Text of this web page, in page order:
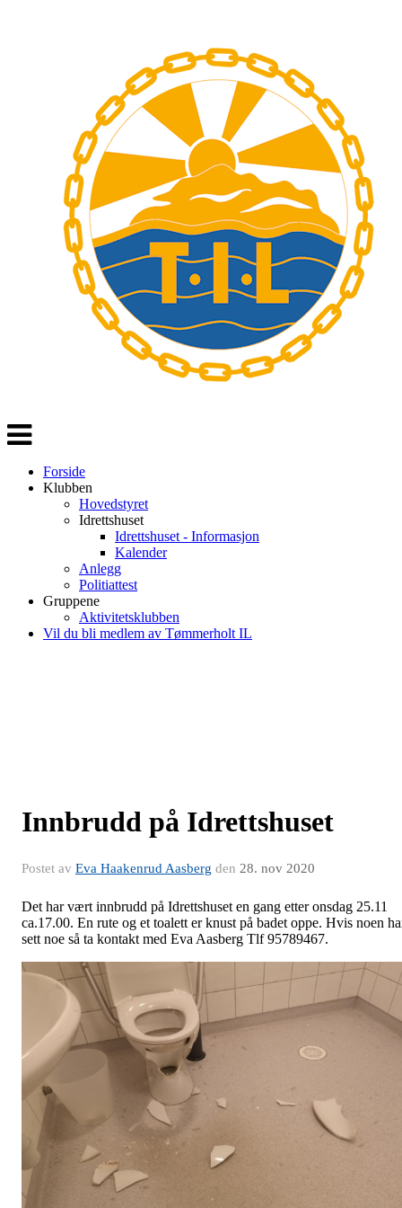
Veksle
navigasjon
Forside
Klubben
Hovedstyret
Idrettshuset
Idrettshuset - Informasjon
Kalender
Anlegg
Politiattest
Gruppene
Aktivitetsklubben
Vil du bli medlem av Tømmerholt IL
Innbrudd på Idrettshuset
Postet av Eva Haakenrud Aasberg den 28. nov 2020
Det har vært innbrudd på Idrettshuset en gang etter onsdag 25.11
ca.17.00. En rute og et toalett er knust på badet oppe. Hvis noen
sett noe så ta kontakt med Eva Aasberg Tlf 95789467.